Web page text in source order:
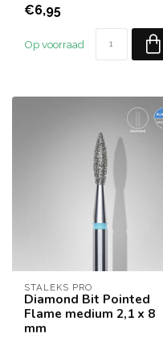
€6,95
Op voorraad
STALEKS PRO
Diamond Bit Pointed
Flame medium 2,1 x 8
mm